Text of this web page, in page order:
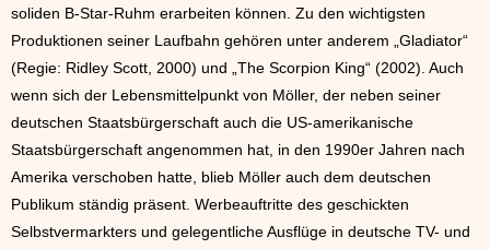
soliden B-Star-Ruhm erarbeiten können. Zu den wichtigsten
Produktionen seiner Laufbahn gehören unter anderem „Gladiator“
(Regie: Ridley Scott, 2000) und „The Scorpion King“ (2002). Auch
wenn sich der Lebensmittelpunkt von Möller, der neben seiner
deutschen Staatsbürgerschaft auch die US-amerikanische
Staatsbürgerschaft angenommen hat, in den 1990er Jahren nach
Amerika verschoben hatte, blieb Möller auch dem deutschen
Publikum ständig präsent. Werbeauftritte des geschickten
Selbstvermarkters und gelegentliche Ausflüge in deutsche TV- und